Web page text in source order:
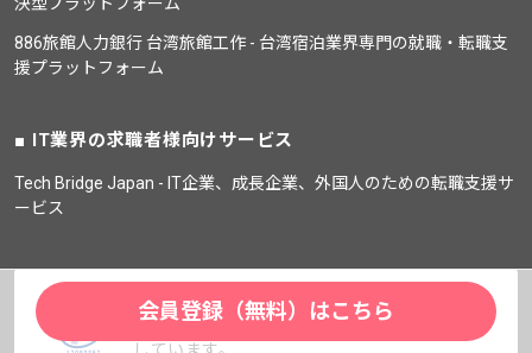
886旅館人力銀行 台湾旅館工作 - 台湾宿泊業界専門の就職・転職支
援プラットフォーム
IT業界の求職者様向けサービス
Tech Bridge Japan - IT企業、成長企業、外国人のための転職支援サ
ービス
保育士バンク！新卒を運営している株式会社
ネクストビートはプライバシーマークを取得
会員登録（無料）はこちら